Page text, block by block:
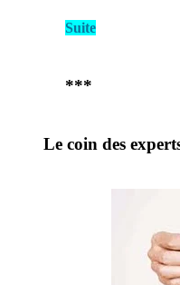
Suite
***
Le coin des